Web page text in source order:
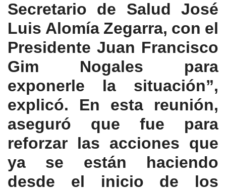
Secretario de Salud José
Luis Alomía Zegarra, con el
Presidente Juan Francisco
Gim Nogales para
exponerle la situación”,
explicó. En esta reunión,
aseguró que fue para
reforzar las acciones que
ya se están haciendo
desde el inicio de los